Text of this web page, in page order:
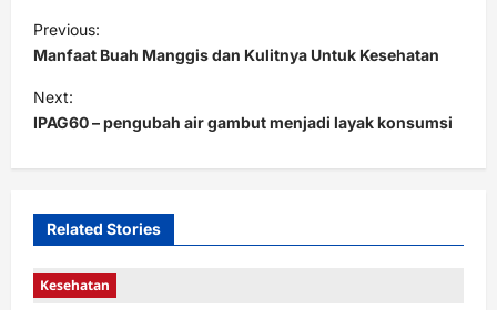
P
o
s
t
v
g
Previous:
Manfaat Buah Manggis dan Kulitnya Untuk Kesehatan
Next:
IPAG60 – pengubah air gambut menjadi layak konsumsi
Related Stories
Kesehatan